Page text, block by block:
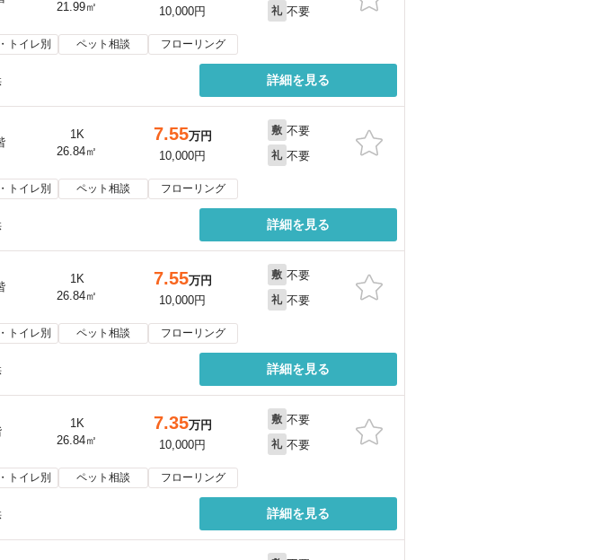
21.99㎡
10,000円
礼 不要
トイレ別 ペット相談 フローリング
詳細を見る
1K
26.84㎡
7.55万円
10,000円
敷 不要
礼 不要
トイレ別 ペット相談 フローリング
詳細を見る
1K
26.84㎡
7.55万円
10,000円
敷 不要
礼 不要
トイレ別 ペット相談 フローリング
詳細を見る
1K
26.84㎡
7.35万円
10,000円
敷 不要
礼 不要
トイレ別 ペット相談 フローリング
詳細を見る